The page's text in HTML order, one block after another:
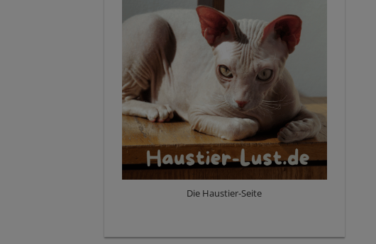
Die Haustier-Seite